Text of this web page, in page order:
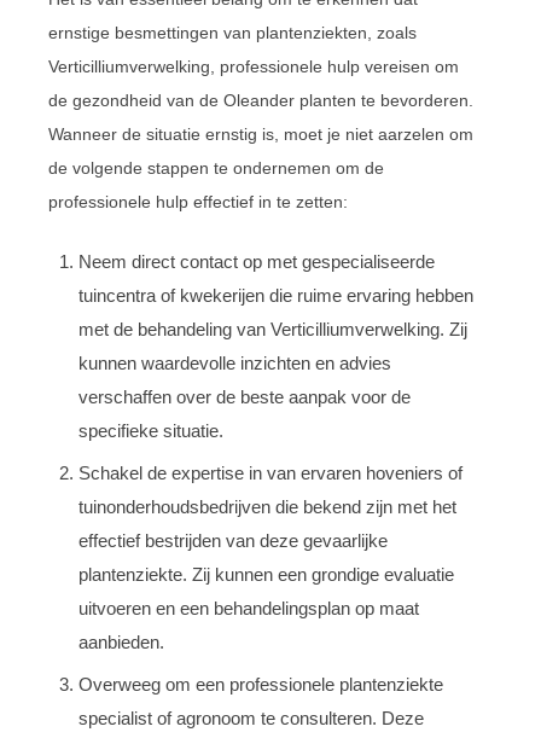
ernstige besmettingen van plantenziekten, zoals
Verticilliumverwelking, professionele hulp vereisen om
de gezondheid van de Oleander planten te bevorderen.
Wanneer de situatie ernstig is, moet je niet aarzelen om
de volgende stappen te ondernemen om de
professionele hulp effectief in te zetten:
Neem direct contact op met gespecialiseerde
tuincentra of kwekerijen die ruime ervaring hebben
met de behandeling van Verticilliumverwelking. Zij
kunnen waardevolle inzichten en advies
verschaffen over de beste aanpak voor de
specifieke situatie.
Schakel de expertise in van ervaren hoveniers of
tuinonderhoudsbedrijven die bekend zijn met het
effectief bestrijden van deze gevaarlijke
plantenziekte. Zij kunnen een grondige evaluatie
uitvoeren en een behandelingsplan op maat
aanbieden.
Overweeg om een professionele plantenziekte
specialist of agronoom te consulteren. Deze